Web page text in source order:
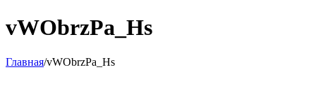
vWObrzPa_Hs
Главная/vWObrzPa_Hs